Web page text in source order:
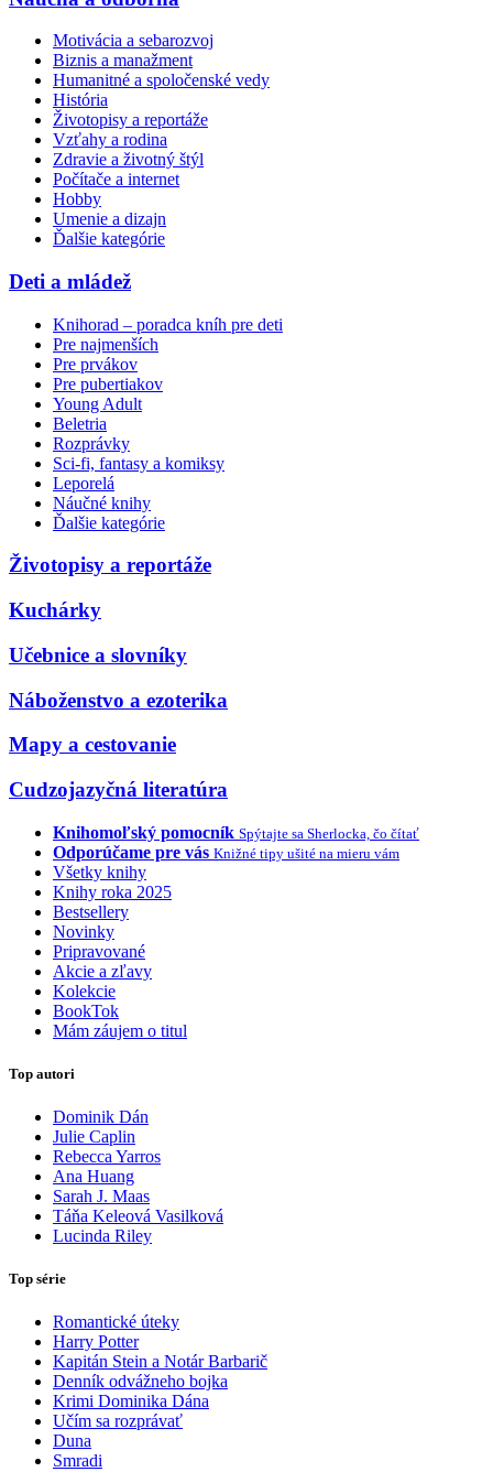
Motivácia a sebarozvoj
Biznis a manažment
Humanitné a spoločenské vedy
História
Životopisy a reportáže
Vzťahy a rodina
Zdravie a životný štýl
Počítače a internet
Hobby
Umenie a dizajn
Ďalšie kategórie
Deti a mládež
Knihorad – poradca kníh pre deti
Pre najmenších
Pre prvákov
Pre pubertiakov
Young Adult
Beletria
Rozprávky
Sci-fi, fantasy a komiksy
Leporelá
Náučné knihy
Ďalšie kategórie
Životopisy a reportáže
Kuchárky
Učebnice a slovníky
Náboženstvo a ezoterika
Mapy a cestovanie
Cudzojazyčná literatúra
Knihomoľský pomocník Spýtajte sa Sherlocka, čo čítať
Odporúčame pre vás Knižné tipy ušité na mieru vám
Všetky knihy
Knihy roka 2025
Bestsellery
Novinky
Pripravované
Akcie a zľavy
Kolekcie
BookTok
Mám záujem o titul
Top autori
Dominik Dán
Julie Caplin
Rebecca Yarros
Ana Huang
Sarah J. Maas
Táňa Keleová Vasilková
Lucinda Riley
Top série
Romantické úteky
Harry Potter
Kapitán Stein a Notár Barbarič
Denník odvážneho bojka
Krimi Dominika Dána
Učím sa rozprávať
Duna
Smradi